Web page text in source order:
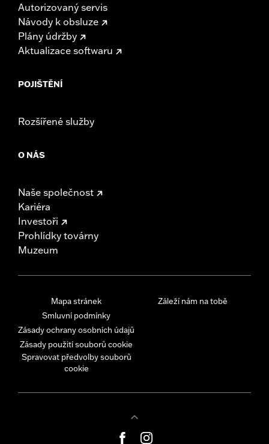
Autorizovaný servis
Návody k obsluze
Plány údržby
Aktualizace softwaru
POJIŠTĚNÍ
Rozšířené služby
O NÁS
Naše společnost
Kariéra
Investoři
Prohlídky továrny
Muzeum
Mapa stránek
Smluvní podmínky
Zásady ochrany osobních údajů
Zásady použití souborů cookie
Spravovat předvolby souborů
cookie
Záleží nám na tobě